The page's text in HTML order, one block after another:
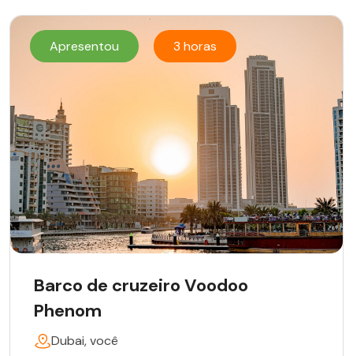
Apresentou 3 horas
Barco de cruzeiro Voodoo
Phenom
Dubai, você